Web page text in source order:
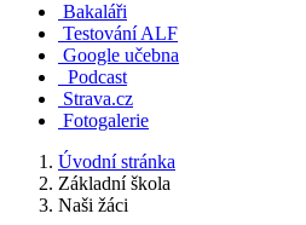
Bakaláři
Testování ALF
Google učebna
Podcast
Strava.cz
Fotogalerie
Úvodní stránka
Základní škola
Naši žáci